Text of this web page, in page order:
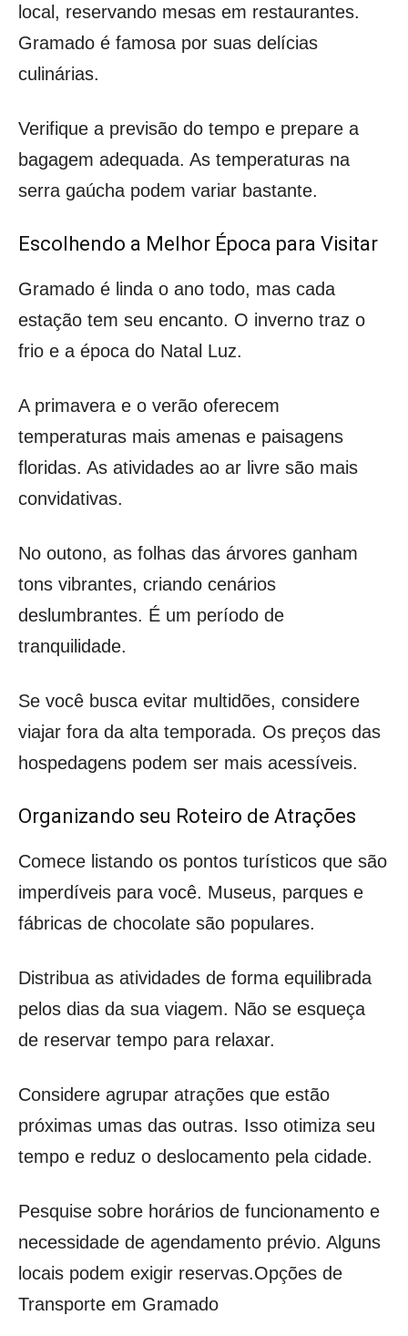
local, reservando mesas em restaurantes.
Gramado é famosa por suas delícias
culinárias.
Verifique a previsão do tempo e prepare a
bagagem adequada. As temperaturas na
serra gaúcha podem variar bastante.
Escolhendo a Melhor Época para Visitar
Gramado é linda o ano todo, mas cada
estação tem seu encanto. O inverno traz o
frio e a época do Natal Luz.
A primavera e o verão oferecem
temperaturas mais amenas e paisagens
floridas. As atividades ao ar livre são mais
convidativas.
No outono, as folhas das árvores ganham
tons vibrantes, criando cenários
deslumbrantes. É um período de
tranquilidade.
Se você busca evitar multidões, considere
viajar fora da alta temporada. Os preços das
hospedagens podem ser mais acessíveis.
Organizando seu Roteiro de Atrações
Comece listando os pontos turísticos que são
imperdíveis para você. Museus, parques e
fábricas de chocolate são populares.
Distribua as atividades de forma equilibrada
pelos dias da sua viagem. Não se esqueça
de reservar tempo para relaxar.
Considere agrupar atrações que estão
próximas umas das outras. Isso otimiza seu
tempo e reduz o deslocamento pela cidade.
Pesquise sobre horários de funcionamento e
necessidade de agendamento prévio. Alguns
locais podem exigir reservas.Opções de
Transporte em Gramado